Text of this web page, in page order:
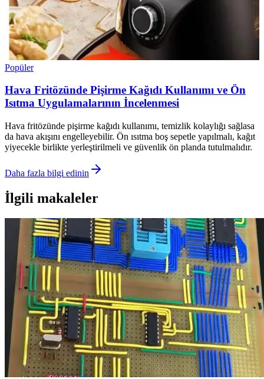
Popüler
Hava Fritözünde Pişirme Kağıdı Kullanımı ve Ön
Isıtma Uygulamalarının İncelenmesi
Hava fritözünde pişirme kağıdı kullanımı, temizlik kolaylığı sağlasa
da hava akışını engelleyebilir. Ön ısıtma boş sepetle yapılmalı, kağıt
yiyecekle birlikte yerleştirilmeli ve güvenlik ön planda tutulmalıdır.
Daha fazla bilgi edinin
İlgili makaleler